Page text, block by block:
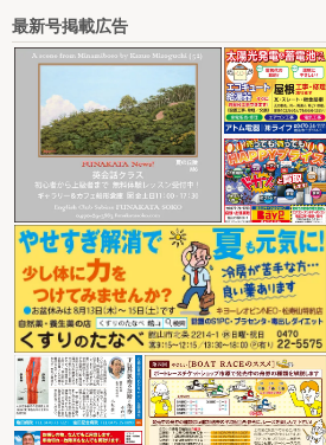
最新号掲載広告